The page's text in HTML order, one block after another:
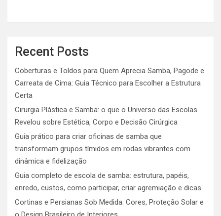
Recent Posts
Coberturas e Toldos para Quem Aprecia Samba, Pagode e
Carreata de Cima: Guia Técnico para Escolher a Estrutura
Certa
Cirurgia Plástica e Samba: o que o Universo das Escolas
Revelou sobre Estética, Corpo e Decisão Cirúrgica
Guia prático para criar oficinas de samba que
transformam grupos tímidos em rodas vibrantes com
dinâmica e fidelização
Guia completo de escola de samba: estrutura, papéis,
enredo, custos, como participar, criar agremiação e dicas
Cortinas e Persianas Sob Medida: Cores, Proteção Solar e